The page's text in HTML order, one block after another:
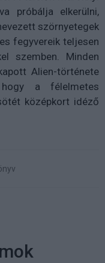
próbálja elkerülni,
szörnyetegek
fegyvereik teljesen
szemben. Minden
Alien-története
a félelmetes
középkort idéző